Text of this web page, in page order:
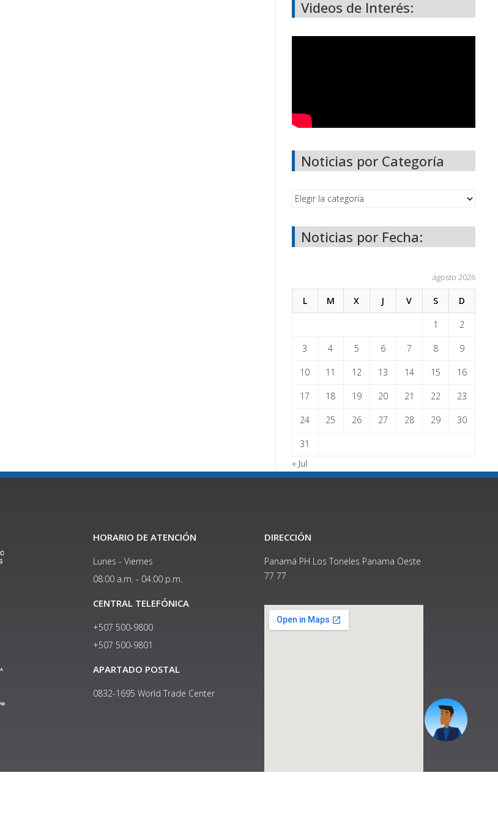
Videos de Interés:
Noticias por Categoría
Noticias por Fecha:
agosto 2026
L M X J V S D
1 2
3 4 5 6 7 8 9
10 11 12 13 14 15 16
17 18 19 20 21 22 23
24 25 26 27 28 29 30
31
« Jul
HORARIO DE ATENCIÓN
Lunes - Viernes
08:00 a.m. - 04:00 p.m.
CENTRAL TELEFÓNICA
+507 500-9800
+507 500-9801​
APARTADO POSTAL
0832-1695 World Trade Center
DIRECCIÓN
Panamá PH Los Toneles Panama Oeste
77 77